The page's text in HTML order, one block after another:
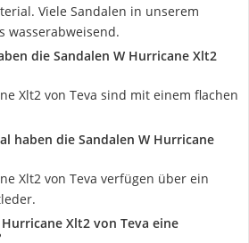
Viele Sandalen in unserem
wasserabweisend.
die Sandalen W Hurricane Xlt2
Xlt2 von Teva sind mit einem flachen
haben die Sandalen W Hurricane
Xlt2 von Teva verfügen über ein
Xlt2 von Teva eine